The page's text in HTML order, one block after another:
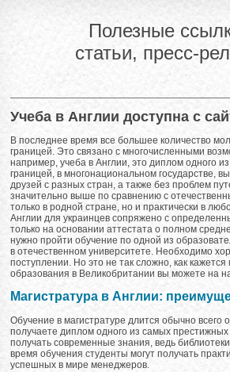
Полезные
статьи, пресс-
Учеба в Англии доступна с
В последнее время все большее количество
границей. Это связано с многочисленными
например, учеба в Англии, это диплом одного
границей, в многонациональном государстве,
друзей с разных стран, а также без проблем
значительно выше по сравнению с
только в родной стране, но и практически в
Англии для украинцев сопряжено с
только на основании аттестата о полном
нужно пройти обучение по одной из
в отечественном университете. Необходимо
поступлении. Но это не так сложно, как
образования в Великобритании вы можете на
Магистратура в Англии:
Обучение в магистратуре длится обычно
получаете диплом одного из самых
получать современные знания, ведь
время обучения студенты могут получать
успешных в мире менеджеров.